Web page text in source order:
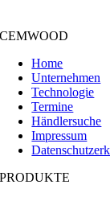
CEMWOOD
Home
Unternehmen
Technologie
Termine
Händlersuche
Impressum
PRODUKTE